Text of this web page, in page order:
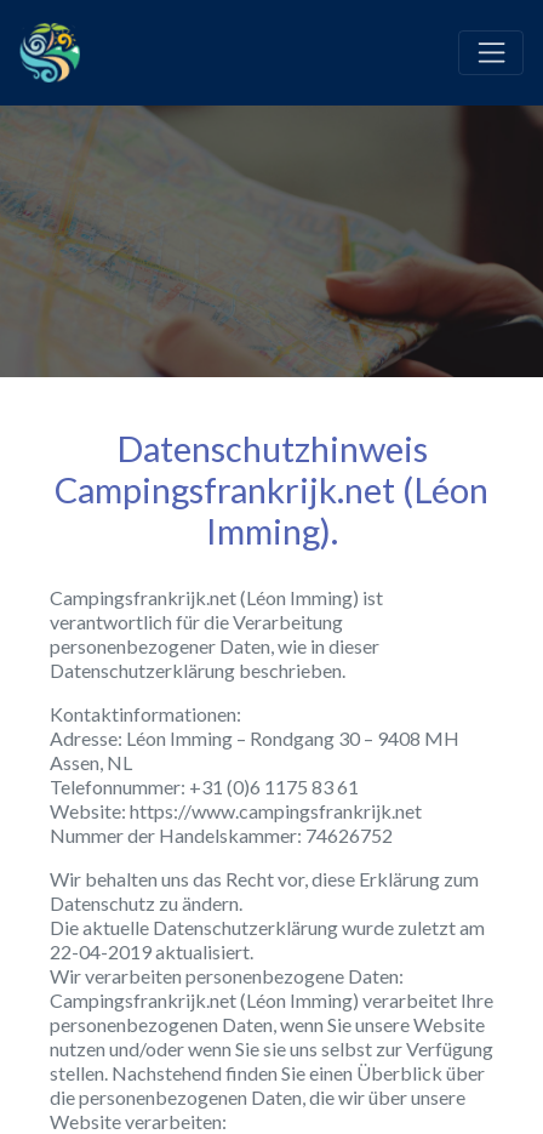
Datenschutzhinweis
Campingsfrankrijk.net (Léon
Imming).
Campingsfrankrijk.net (Léon Imming) ist
verantwortlich für die Verarbeitung
personenbezogener Daten, wie in dieser
Datenschutzerklärung beschrieben.
Kontaktinformationen:
Adresse: Léon Imming – Rondgang 30 – 9408 MH
Assen, NL
Telefonnummer: +31 (0)6 1175 83 61
Website: https://www.campingsfrankrijk.net
Nummer der Handelskammer: 74626752
Wir behalten uns das Recht vor, diese Erklärung zum
Datenschutz zu ändern.
Die aktuelle Datenschutzerklärung wurde zuletzt am
22-04-2019 aktualisiert.
Wir verarbeiten personenbezogene Daten:
Campingsfrankrijk.net (Léon Imming) verarbeitet Ihre
personenbezogenen Daten, wenn Sie unsere Website
nutzen und/oder wenn Sie sie uns selbst zur Verfügung
stellen. Nachstehend finden Sie einen Überblick über
die personenbezogenen Daten, die wir über unsere
Website verarbeiten: